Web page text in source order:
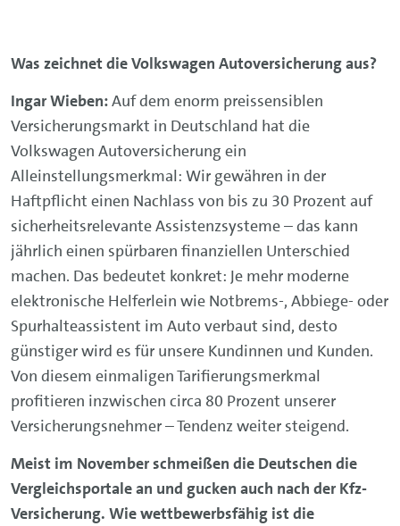
Was zeichnet die Volkswagen Autoversicherung aus?
Ingar Wieben:Auf dem enorm preissensiblen
Versicherungsmarkt in Deutschland hat die
Volkswagen Autoversicherung ein
Alleinstellungsmerkmal: Wir gewähren in der
Haftpflicht einen Nachlass von bis zu 30 Prozent auf
sicherheitsrelevante Assistenzsysteme – das kann
jährlich einen spürbaren finanziellen Unterschied
machen. Das bedeutet konkret: Je mehr moderne
elektronische Helferlein wie Notbrems-, Abbiege- oder
Spurhalteassistent im Auto verbaut sind, desto
günstiger wird es für unsere Kundinnen und Kunden.
Von diesem einmaligen Tarifierungsmerkmal
profitieren inzwischen circa 80 Prozent unserer
Versicherungsnehmer – Tendenz weiter steigend.
Meist im November schmeißen die Deutschen die
Vergleichsportale an und gucken auch nach der Kfz-
Versicherung. Wie wettbewerbsfähig ist die